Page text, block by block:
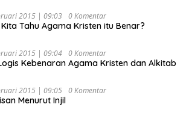
2015 | 09:03 0 Komentar
Tahu Agama Kristen itu Benar?
2015 | 09:04 0 Komentar
Kebenaran Agama Kristen dan Alkitab
2015 | 09:05 0 Komentar
Menurut Injil